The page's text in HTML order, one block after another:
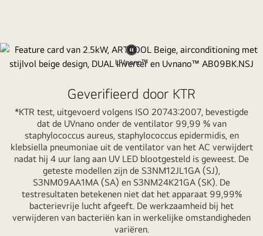
Video
UVnano™
schone koeling
Verwijdert 99,99%* van de bacteriën met uv-ledlicht om de
ventilator schoon en fris te houden.
Geverifieerd door KTR
*KTR test, uitgevoerd volgens ISO 20743:2007, bevestigde
dat de UVnano onder de ventilator 99,99 % van
staphylococcus aureus, staphylococcus epidermidis, en
klebsiella pneumoniae uit de ventilator van het AC verwijdert
nadat hij 4 uur lang aan UV LED blootgesteld is geweest. De
geteste modellen zijn de S3NM12JL1GA (SJ),
S3NM09AA1MA (SA) en S3NM24K21GA (SK). De
testresultaten betekenen niet dat het apparaat 99,99%
bacterievrije lucht afgeeft. De werkzaamheid bij het
verwijderen van bacteriën kan in werkelijke omstandigheden
variëren.